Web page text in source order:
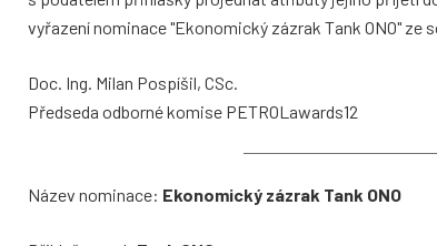
vyřazení nominace "Ekonomický zázrak Tank ONO" ze
Doc. Ing. Milan Pospíšil, CSc.
Předseda odborné komise PETROLawards12
Název nominace: Ekonomický zázrak Tank ONO